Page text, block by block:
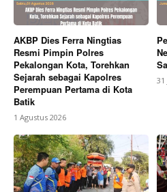
AKBP Dies Ferra Ningtias
Resmi Pimpin Polres
Pekalongan Kota, Torehkan
Sejarah sebagai Kapolres
Perempuan Pertama di Kota
Batik
1 Agustus 2026
31